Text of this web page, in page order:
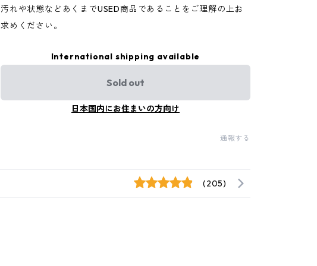
汚れや状態などあくまでUSED商品であることをご理解の上お
求めください。
International shipping available
Sold out
日本国内にお住まいの方向け
通報する
(205)